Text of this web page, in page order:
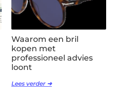
Waarom een bril
kopen met
professioneel advies
loont
Lees verder ➜